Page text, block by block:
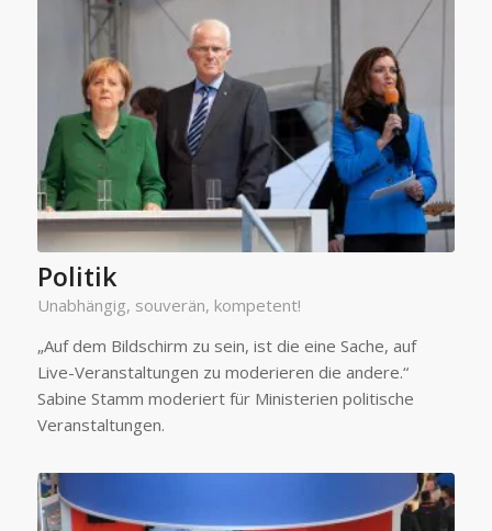
Politik
Unabhängig, souverän, kompetent!
„Auf dem Bildschirm zu sein, ist die eine Sache, auf
Live-Veranstaltungen zu moderieren die andere.“
Sabine Stamm moderiert für Ministerien politische
Veranstaltungen.